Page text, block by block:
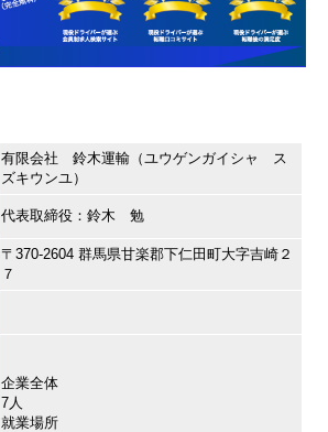
有限会社 鈴木運輸（ユウゲンガイシャ ス
ズキウンユ）
代表取締役：鈴木 勉
〒370-2604 群馬県甘楽郡下仁田町大字吉崎２
７
企業全体
7人
就業場所